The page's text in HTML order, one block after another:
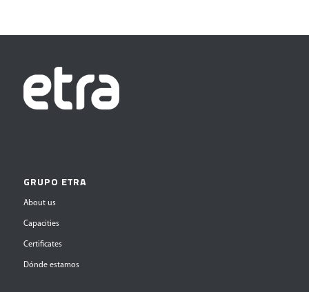
GRUPO ETRA
About us
Capacities
Certificates
Dónde estamos